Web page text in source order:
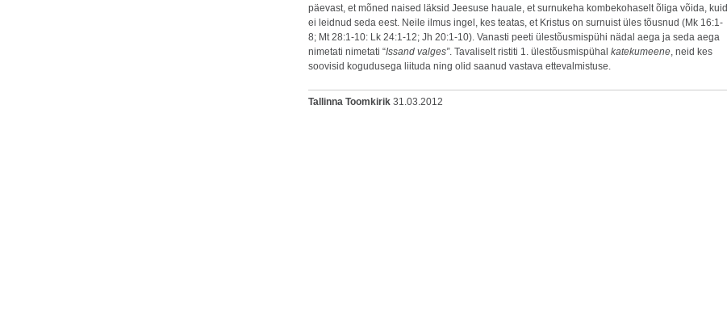
päevast, et mõned naised läksid Jeesuse hauale, et surnukeha kombekohaselt õliga võida, kuid
ei leidnud seda eest. Neile ilmus ingel, kes teatas, et Kristus on surnuist üles tõusnud (Mk 16:1-
8; Mt 28:1-10: Lk 24:1-12; Jh 20:1-10). Vanasti peeti ülestõusmispühi nädal aega ja seda aega
nimetati nimetati “Issand valges”. Tavaliselt ristiti 1. ülestõusmispühal katekumeene, neid kes
soovisid kogudusega liituda ning olid saanud vastava ettevalmistuse.
Tallinna Toomkirik 31.03.2012